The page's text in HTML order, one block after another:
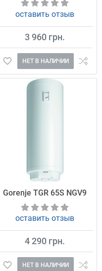
оставить отзыв
3 960 грн.
НЕТ В НАЛИЧИИ
Gorenje TGR 65S NGV9
оставить отзыв
4 290 грн.
НЕТ В НАЛИЧИИ